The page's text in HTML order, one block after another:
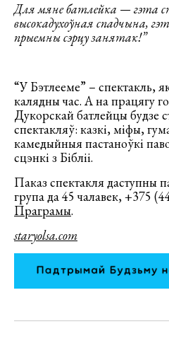
Для мяне батлейка — гэта
высокадухоўная спадчына,
прыемны сэрцу занятак!”
“У Бэтлееме” – спектакль,
калядны час. А на працягу
Дукорскай батлейцы будзе
спектакляў: казкі, міфы,
камедыйныя пастаноўкі
сцэнкі з Бібліі.
Паказ спектакля даступны
група да 45 чалавек, +375
Праграмы.
staryolsa.com